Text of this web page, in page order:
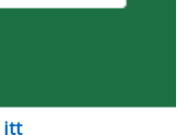
itt